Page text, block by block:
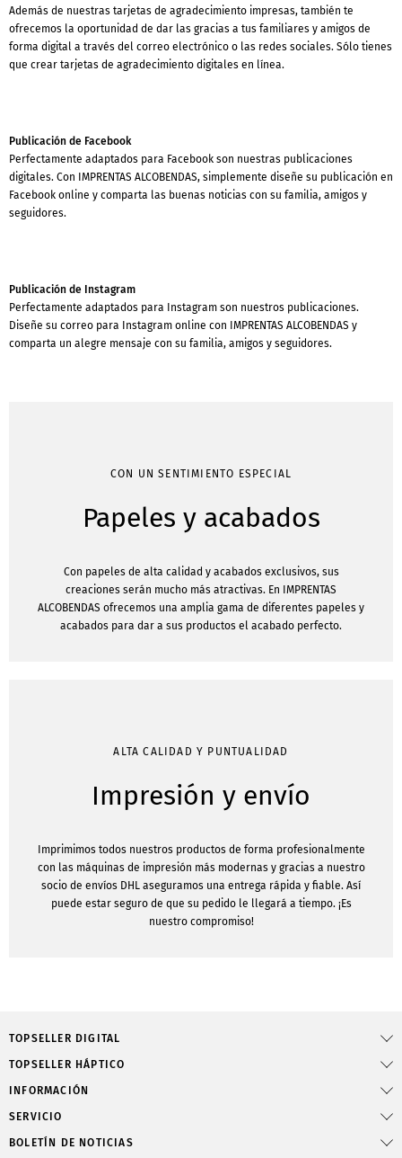
Además de nuestras tarjetas de agradecimiento impresas, también te
ofrecemos la oportunidad de dar las gracias a tus familiares y amigos de
forma digital a través del correo electrónico o las redes sociales. Sólo tienes
que crear tarjetas de agradecimiento digitales en línea.
Publicación de Facebook
Perfectamente adaptados para Facebook son nuestras publicaciones
digitales. Con IMPRENTAS ALCOBENDAS, simplemente diseñe su publicación en
Facebook online y comparta las buenas noticias con su familia, amigos y
seguidores.
Publicación de Instagram
Perfectamente adaptados para Instagram son nuestros publicaciones.
Diseñe su correo para Instagram online con IMPRENTAS ALCOBENDAS y
comparta un alegre mensaje con su familia, amigos y seguidores.
CON UN SENTIMIENTO ESPECIAL
Papeles y acabados
Con papeles de alta calidad y acabados exclusivos, sus
creaciones serán mucho más atractivas. En IMPRENTAS
ALCOBENDAS ofrecemos una amplia gama de diferentes papeles y
acabados para dar a sus productos el acabado perfecto.
ALTA CALIDAD Y PUNTUALIDAD
Impresión y envío
Imprimimos todos nuestros productos de forma profesionalmente
con las máquinas de impresión más modernas y gracias a nuestro
socio de envíos DHL aseguramos una entrega rápida y fiable. Así
puede estar seguro de que su pedido le llegará a tiempo. ¡Es
nuestro compromiso!
TOPSELLER DIGITAL
TOPSELLER HÁPTICO
INFORMACIÓN
SERVICIO
BOLETÍN DE NOTICIAS